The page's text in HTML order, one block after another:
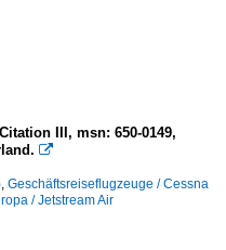
III, msn: 650-0149,

, Geschäftsreiseflugzeuge / Cessna
/ Jetstream Air